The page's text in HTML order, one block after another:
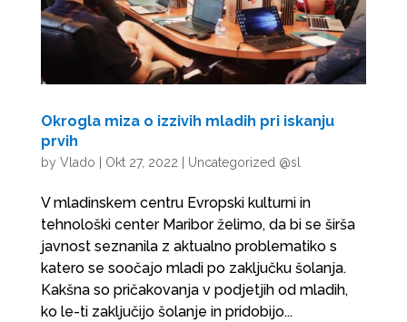
Okrogla miza o izzivih mladih pri iskanju
prvih
by Vlado Okt 27, 2022 Uncategorized @sl
V mladinskem centru Evropski kulturni in
tehnološki center Maribor želimo, da bi se širša
javnost seznanila z aktualno problematiko s
katero se soočajo mladi po zaključku šolanja.
Kakšna so pričakovanja v podjetjih od mladih,
ko le-ti zaključijo šolanje in pridobijo...